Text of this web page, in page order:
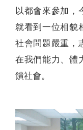
以都會來參加，
就看到一位相貌
社會問題嚴重，
在我們能力、體
饋社會。